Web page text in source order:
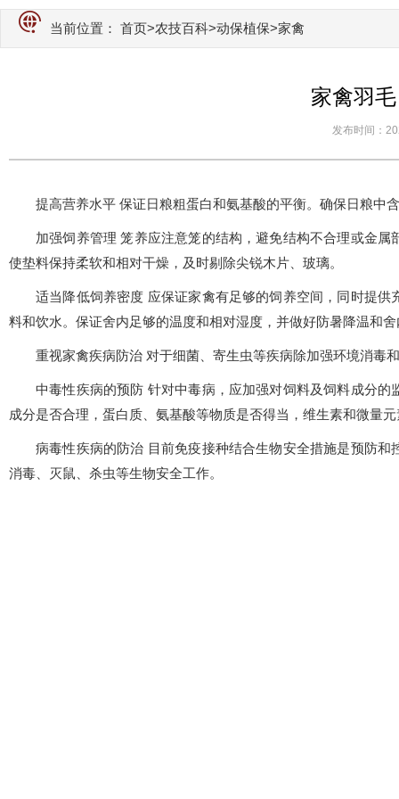
当前位置： 首页>农技百科>动保植保>家禽
家禽羽
发布时间：
提高营养水平 保证日粮粗蛋白和氨基酸的平衡。确保日粮中
加强饲养管理 笼养应注意笼的结构，避免结构不合理或金
使垫料保持柔软和相对干燥，及时剔除尖锐木片、玻璃。
适当降低饲养密度 应保证家禽有足够的饲养空间，同时提
料和饮水。保证舍内足够的温度和相对湿度，并做好防暑降温和
重视家禽疾病防治 对于细菌、寄生虫等疾病除加强环境消毒
中毒性疾病的预防 针对中毒病，应加强对饲料及饲料成分
成分是否合理，蛋白质、氨基酸等物质是否得当，维生素和微量
病毒性疾病的防治 目前免疫接种结合生物安全措施是预防
消毒、灭鼠、杀虫等生物安全工作。